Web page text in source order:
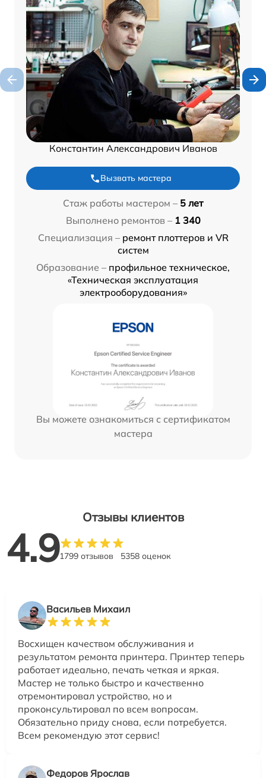
Константин Александрович Иванов
Вызвать мастера
Стаж работы мастером – 5 лет
Выполнено ремонтов – 1 340
Специализация – ремонт плоттеров и VR
систем
Образование – профильное техническое,
«Техническая эксплуатация
электрооборудования»
Вы можете ознакомиться с сертификатом
мастера
Отзывы клиентов
4.91799 отзывов 5358 оценок
Васильев Михаил
Восхищен качеством обслуживания и
результатом ремонта принтера. Принтер теперь
работает идеально, печать четкая и яркая.
Мастер не только быстро и качественно
отремонтировал устройство, но и
проконсультировал по всем вопросам.
Обязательно приду снова, если потребуется.
Всем рекомендую этот сервис!
Федоров Ярослав